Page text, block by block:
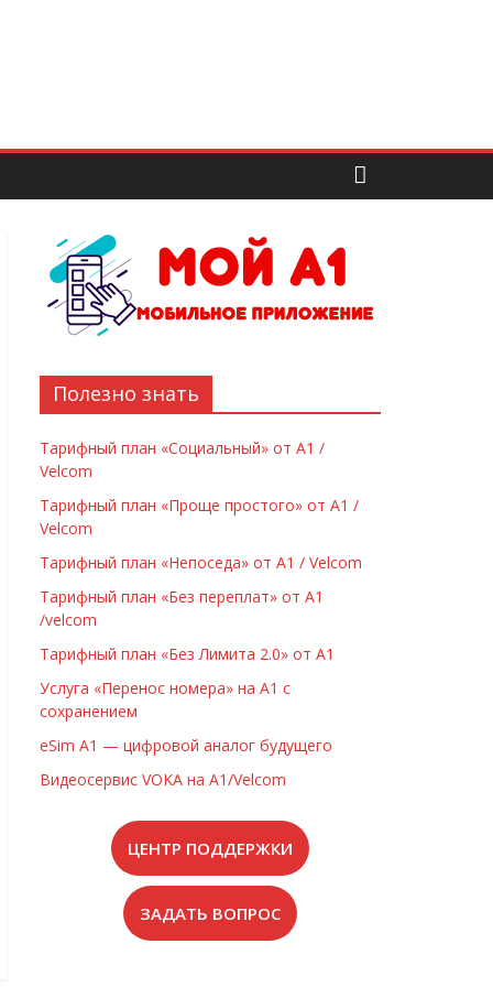
Полезно знать
Тарифный план «Социальный» от А1 /
Velcom
Тарифный план «Проще простого» от А1 /
Velcom
Тарифный план «Непоседа» от А1 / Velcom
Тарифный план «Без переплат» от А1
/velcom
Тарифный план «Без Лимита 2.0» от А1
Услуга «Перенос номера» на А1 с
сохранением
eSim А1 — цифровой аналог будущего
Видеосервис VOKA на А1/Velcom
ЦЕНТР ПОДДЕРЖКИ
ЗАДАТЬ ВОПРОС